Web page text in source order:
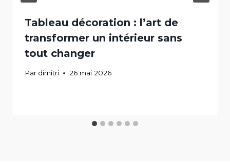
Tableau décoration : l’art de
transformer un intérieur sans
tout changer
Par dimitri 26 mai 2026